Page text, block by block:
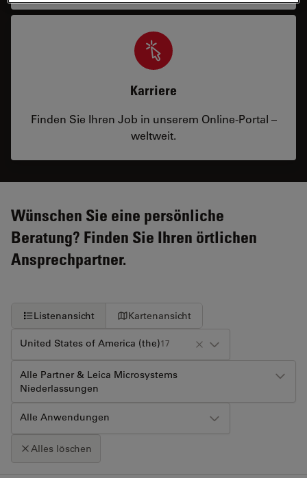
Karriere
Finden Sie Ihren Job in unserem Online-Portal –
weltweit.
Wünschen Sie eine persönliche
Beratung? Finden Sie Ihren örtlichen
Ansprechpartner.
Listenansicht Kartenansicht
United States of America (the)17
Alle Partner & Leica Microsystems
Niederlassungen
Alle Anwendungen
Alles löschen